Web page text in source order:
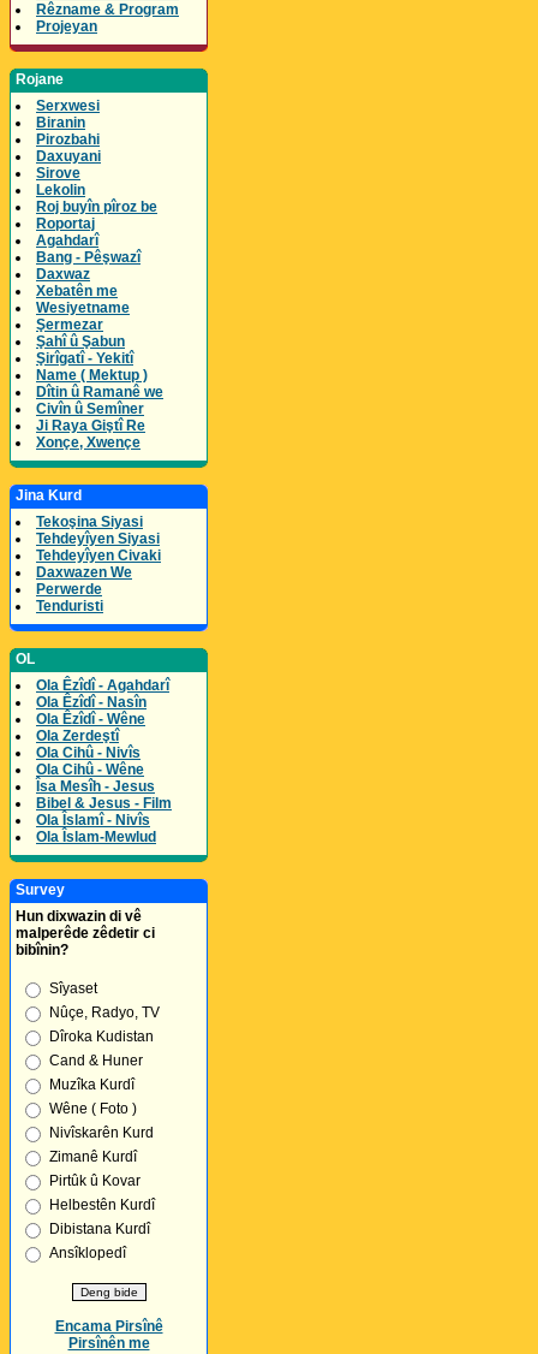
Rêzname & Program
Projeyan
Rojane
Serxwesi
Biranin
Pirozbahi
Daxuyani
Sirove
Lekolin
Roj buyîn pîroz be
Roportaj
Agahdarî
Bang - Pêşwazî
Daxwaz
Xebatên me
Wesiyetname
Şermezar
Şahî û Şabun
Şirîgatî - Yekitî
Name ( Mektup )
Dîtin û Ramanê we
Civîn û Semîner
Ji Raya Giştî Re
Xonçe, Xwençe
Jina Kurd
Tekoşina Siyasi
Tehdeyîyen Siyasi
Tehdeyîyen Civaki
Daxwazen We
Perwerde
Tenduristi
OL
Ola Êzîdî - Agahdarî
Ola Êzîdî - Nasîn
Ola Êzîdî - Wêne
Ola Zerdeştî
Ola Cihû - Nivîs
Ola Cihû - Wêne
Îsa Mesîh - Jesus
Bibel & Jesus - Film
Ola Îslamî - Nivîs
Ola Îslam-Mewlud
Survey
Hun dixwazin di vê
malperêde zêdetir ci
bibînin?
Sîyaset
Nûçe, Radyo, TV
Dîroka Kudistan
Cand & Huner
Muzîka Kurdî
Wêne ( Foto )
Nivîskarên Kurd
Zimanê Kurdî
Pirtûk û Kovar
Helbestên Kurdî
Dibistana Kurdî
Ansîklopedî
Encama Pirsînê
Pirsînên me